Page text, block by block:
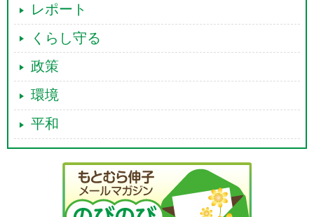
レポート
くらし守る
政策
環境
平和